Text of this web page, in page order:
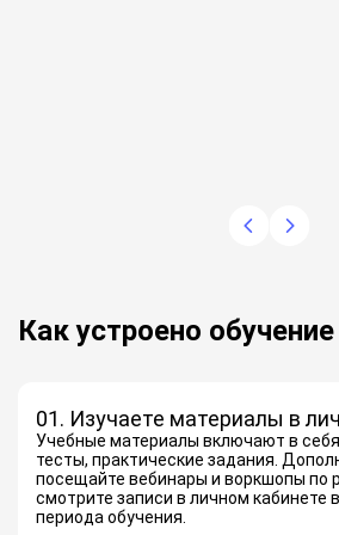
Как устроено обучение
01. Изучаете материалы в
Учебные материалы включают в
тесты, практические задания.
посещайте вебинары и воркшопы по
смотрите записи в личном кабинете
периода обучения.